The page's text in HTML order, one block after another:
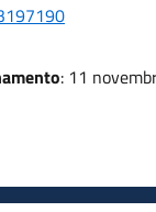
: 11